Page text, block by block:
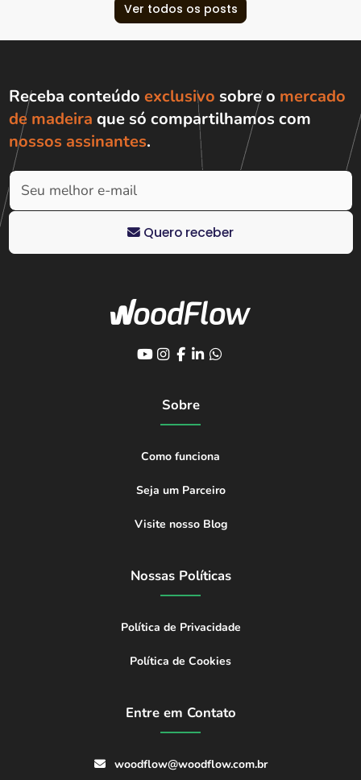
Ver todos os posts
Receba conteúdo exclusivo sobre o mercado
de madeira que só compartilhamos com
nossos assinantes.
Quero receber
Sobre
Como funciona
Seja um Parceiro
Visite nosso Blog
Nossas Políticas
Política de Privacidade
Política de Cookies
Entre em Contato
woodflow@woodflow.com.br